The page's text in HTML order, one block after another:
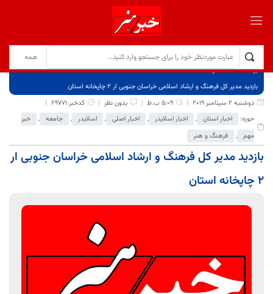
برگ نخست
نوشته‌ها
بازدید مدیر کل فرهنگ و ارشاد اسلامی خراسان جنوبی ار ٢ چاپخانه استان
دوشنبه 2 سپتامبر 2019
5:09 ب.ظ بدون نظر
کدخبر:29771
حوزه:
اخبار استان , اخبار اسلایدر , اخبار اصلی , اسلایدر , جامعه ,
خبر
مهم , فرهنگ و هنر
بازدید مدیر کل فرهنگ و ارشاد اسلامی خراسان جنوبی ار
٢ چاپخانه استان